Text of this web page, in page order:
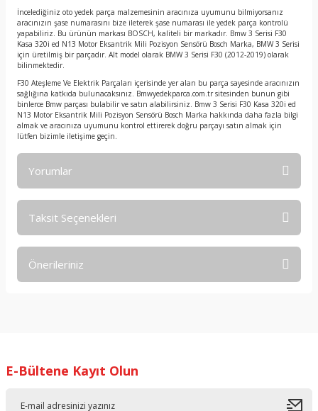
İncelediğiniz oto yedek parça malzemesinin aracınıza uyumunu bilmiyorsanız
aracınızın şase numarasını bize ileterek şase numarası ile yedek parça kontrolü
yapabiliriz. Bu ürünün markası BOSCH, kaliteli bir markadır. Bmw 3 Serisi F30
Kasa 320i ed N13 Motor Eksantrik Mili Pozisyon Sensörü Bosch Marka, BMW 3 Serisi
için üretilmiş bir parçadır. Alt model olarak BMW 3 Serisi F30 (2012-2019) olarak
bilinmektedir.
F30 Ateşleme Ve Elektrik Parçaları içerisinde yer alan bu parça sayesinde aracınızın
sağlığına katkıda bulunacaksınız. Bmwyedekparca.com.tr sitesinden bunun gibi
binlerce Bmw parçası bulabilir ve satın alabilirsiniz. Bmw 3 Serisi F30 Kasa 320i ed
N13 Motor Eksantrik Mili Pozisyon Sensörü Bosch Marka hakkında daha fazla bilgi
almak ve aracınıza uyumunu kontrol ettirerek doğru parçayı satın almak için
lütfen bizimle iletişime geçin.
Yorumlar
Taksit Seçenekleri
Önerileriniz
Ürün resmi kalitesiz, bozuk veya görüntülenemiyor.
E-Bültene Kayıt Olun